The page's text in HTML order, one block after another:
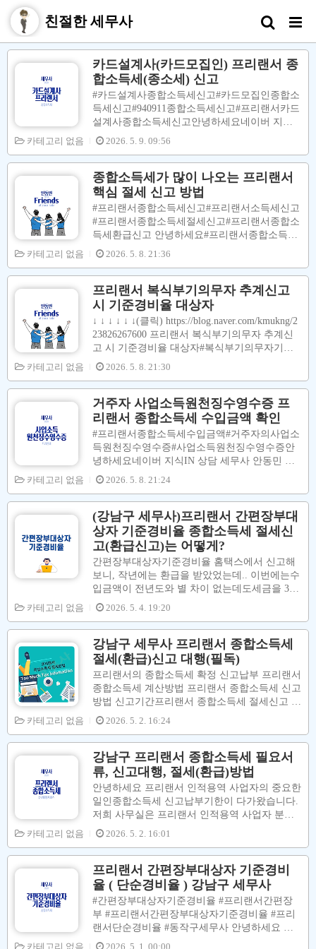
친절한 세무사
카드설계사(카드모집인) 프리랜서 종
합소득세(종소세) 신고
#카드설계사종합소득세신고#카드모집인종합소
득세신고#940911종합소득세신고#프리랜서카드
설계사종합소득세신고안녕하세요네이버 지식I
N 상담 세무사 안동민 입니다.#카드회원모집인#
야기 하고자 합니다.이하에서는#카드설계사로
칭하겠습니다.카드설계사 분들은불특정다수에
게 카드발급을 권유하여가입시키는 일을 하시는
분을 말합니다.이러한 분들은많은 곳을 돌아다
니면서많은 고객 분들을 만나면서바쁘게일을 하
십니다.또한현금사은품등등판매촉진비도타 프
리랜서 분들에 비하여많이 듭니다.( 보험설계사,
자동차딜러 )이러한판매촉진비도필요경비에서
차지하는 비중이높습니다.해당판매촉진비를 지
급할 때 마다지급받은 고객의 인적사항을 기재
하시고계좌이체로 보내주셔야 됩니다.#카드설
계사분들의종합소득세 신고 시세액계산은아..
카테고리 없음 2026. 5. 9. 09:56
종합소득세가 많이 나오는 프리랜서
핵심 절세 신고 방법
#프리랜서종합소득세신고#프리랜서소득세신고
#프리랜서종합소득세절세신고#프리랜서종합소
득세환급신고 안녕하세요#프리랜서종합소득세
신고 대행 전문 세무사 안동민 입니다.​​​어느덧4
니다.​​이 맘 때 쯤이면프리랜서 분들의 종합소득
세 신고납부문제가 있습니다.​종합소득세를절세
신고(환급신고)하시고 싶은 프리랜서 분들은 아
래의 글을 읽어보시고 해당되는 사항을 준비해
서신고를 하시면절세(환급)신고를 할 수 있습니
다.​​​​​​​​[ #프리랜서종합소득세신고 대행서비스 ]↓↓↓
↓↓https://blog.naver.com/kmukng/223808297934 프
리랜서 5월 종합소득세 절세신고(환급신고) 대
행 강남구 세무사#프리랜서종합소득세신고 #프
리랜서종합소득세신고대행 #프리랜..
카테고리 없음 2026. 5. 8. 21:36
프리랜서 복식부기의무자 추계신고
시 기준경비율 대상자
↓ ↓ ↓ ↓ ↓ ↓(클릭) https://blog.naver.com/kmukng/2
23826267600 프리랜서 복식부기의무자 추계신
고 시 기준경비율 대상자#복식부기의무자기준
경비율 #프리랜서복식부기의무자 #추계신고기
g.naver.com
카테고리 없음 2026. 5. 8. 21:30
거주자 사업소득원천징수영수증 프
리랜서 종합소득세 수입금액 확인
#프리랜서종합소득세수입금액#거주자의사업소
득원천징수영수증#사업소득원천징수영수증안
녕하세요네이버 지식IN 상담 세무사 안동민 입
니다.이번포스팅에서는프리랜서 분들의2024년
득원천징수영수증을 발급받는 방법에 대해서 설
명을 합니다.저희 사무실에#종합소득세신고대
행의뢰 시이 서류도 함께 제출해주시길 바랍니
다.00. 홈택스 사이트 접속[ 홈택스 사이트 ]↓↓↓↓
↓https://hometax.go.kr/websquare/websquare.html?
w2xPath=/ui/pp/index_pp.xml&menuCd=index3 0
1. 공동금융인증 메뉴 클릭 - 인증서 선택 - 비밀
번호 입력 - 확인 버튼 클릭02. 나의 홈택스 메뉴
클릭03. 나의 소득연말정산 메뉴 클릭 - 지급명
세..
카테고리 없음 2026. 5. 8. 21:24
(강남구 세무사)프리랜서 간편장부대
상자 기준경비율 종합소득세 절세신
고(환급신고)는 어떻게?
간편장부대상자기준경비율 홈택스에서 신고해
보니, 작년에는 환급을 받았었는데.. 이번에는수
입금액이 전년도와 별 차이 없는데도세금을 300
만원이나납부하게 되었어요. 세금폭탄이너무 부
기준경비율][세금폭탄(=세금급증)] 환급세액도
아닌세금 부담액이 급증하는 이유는 프리랜서의
경우전년도(=2022년) 수입금액이3,600만원 이상
이여서 2024년(=2023년 귀속 분)종합소득세 신
고할 때장부를 작성하지 않고 신고하면(=추계신
고)단순경비율 적용대상자가 아닌(=높은 경비율
적용이 아닌)기준경비율 적용대상자로(=낮은 경
비율 적용)적용이 되어서사업소득금액이 높아
져서그렇습니다. 2024년(=2023년 귀속 분) 5월
종합소득세 신고해보니 경비, ..
카테고리 없음 2026. 5. 4. 19:20
강남구 세무사 프리랜서 종합소득세
절세(환급)신고 대행(필독)
프리랜서의 종합소득세 확정 신고납부 프리랜서
종합소득세 계산방법 프리랜서 종합소득세 신고
방법 신고기간프리랜서 종합소득세 절세신고 방
법 프리랜서 건강보험과 국민연금 프리랜서 종
대상자 복식부기의무자 프리랜서 경비율 단순경
비율 기준경비율 안녕하세요Trust 하고 Smart 하
고 TMI 한아임 세무회계 입니다. [1] 3.3프로 프
리랜서​ 3.3프로 프리랜서인적용역 사업자는​고용
주(=사업주)와 근로계약(=근로계약을 맺으면근
로소득자가 되며,4대보험 가입O +퇴직금O 등근
로기준법 적용됨)을 맺지도 않고,​그렇다고세무
서에 사업자등록증을내지도 않고,​독립적으로(=
시간, 장소를 구애받지 아니하고)​인적용역(=프
리랜서 자신의 ..
카테고리 없음 2026. 5. 2. 16:24
강남구 프리랜서 종합소득세 필요서
류, 신고대행, 절세(환급)방법
안녕하세요 프리랜서 인적용역 사업자의 중요한
일인종합소득세 신고납부기한이 다가왔습니다.
저희 사무실은 프리랜서 인적용역 사업자 분들
의종합소득세 신고납부 문제를꼼꼼하게 대행해
신고납부기한, 절세방법을읽어보시고 종합소득
세 신고를 모쪼록 잘 마치시길 바랍니다. 2025년
종합소득세 신고납부기한은5월 1일 ~ 6월 2일
까지 입니다. [ #프리랜서종합소득세신고 대행
서비스 ]↓↓↓↓↓https://blog.naver.com/kmukng/2238
08297934 프리랜서 5월 종합소득세 절세신고(환
급신고) 대행 강남구 세무사#프리랜서종합소득
카테고리 없음 2026. 5. 2. 16:01
프리랜서 간편장부대상자 기준경비
율 ( 단순경비율 ) 강남구 세무사
#간편장부대상자기준경비율 #프리랜서간편장
부 #프리랜서간편장부대상자기준경비율 #프리
랜서단순경비율 #동작구세무사 안녕하세요 네
이버 지식IN 상담 세무사 안동민 입니다. 경비율
카테고리 없음 2026. 5. 1. 00:00